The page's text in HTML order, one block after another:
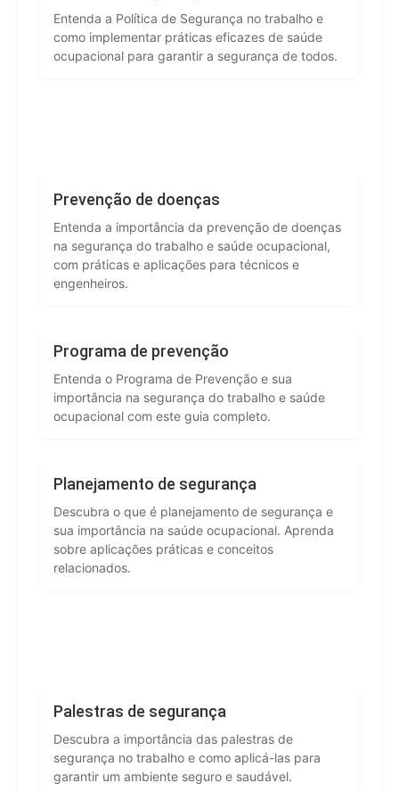
Entenda a Política de Segurança no trabalho e
como implementar práticas eficazes de saúde
ocupacional para garantir a segurança de todos.
Prevenção de doenças
Entenda a importância da prevenção de doenças
na segurança do trabalho e saúde ocupacional,
com práticas e aplicações para técnicos e
engenheiros.
Programa de prevenção
Entenda o Programa de Prevenção e sua
importância na segurança do trabalho e saúde
ocupacional com este guia completo.
Planejamento de segurança
Descubra o que é planejamento de segurança e
sua importância na saúde ocupacional. Aprenda
sobre aplicações práticas e conceitos
relacionados.
Palestras de segurança
Descubra a importância das palestras de
segurança no trabalho e como aplicá-las para
garantir um ambiente seguro e saudável.